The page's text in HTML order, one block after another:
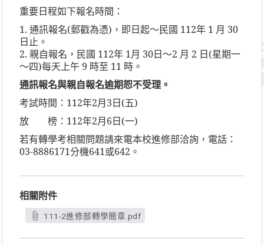
重要日程如下報名時間：
1. 通訊報名(郵戳為憑)，即日起～民國 112年 1 月 30
日止。
2. 親自報名，民國 112年 1月 30日～2 月 2 日(星期一
～四)每天上午 9 時至 11 時。
通訊報名與親自報名逾期恕不受理。
考試時間：112年2月3日(五)
放 榜：112年2月6日(一)
若有轉學考相關問題請來電本校進修部洽詢，電話：
03-8886171分機641或642。
相關附件
111-2進修部轉學簡章.pdf